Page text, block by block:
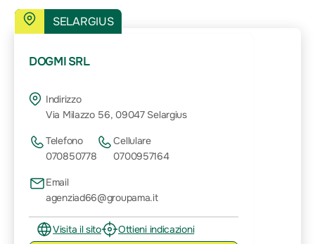
SELARGIUS
DOGMI SRL
Indirizzo
Via Milazzo 56, 09047 Selargius
Telefono
070850778
Cellulare
0700957164
Email
agenziad66@groupama.it
Visita il sito Ottieni indicazioni